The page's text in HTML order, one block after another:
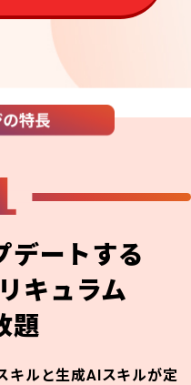
デートする
キュラム
題
キルと生成AIスキルが定